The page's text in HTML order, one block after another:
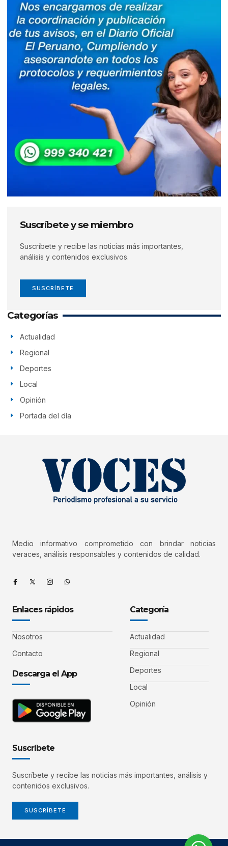
Suscríbete y se miembro
Suscríbete y recibe las noticias más importantes,
análisis y contenidos exclusivos.
SUSCRÍBETE
Categorías
Actualidad
Regional
Deportes
Local
Opinión
Portada del día
Medio informativo comprometido con brindar noticias
veraces, análisis responsables y contenidos de calidad.
Enlaces rápidos
Nosotros
Contacto
Descarga el App
Categoría
Actualidad
Regional
Deportes
Local
Opinión
Suscríbete
Suscríbete y recibe las noticias más importantes, análisis y
contenidos exclusivos.
SUSCRÍBETE